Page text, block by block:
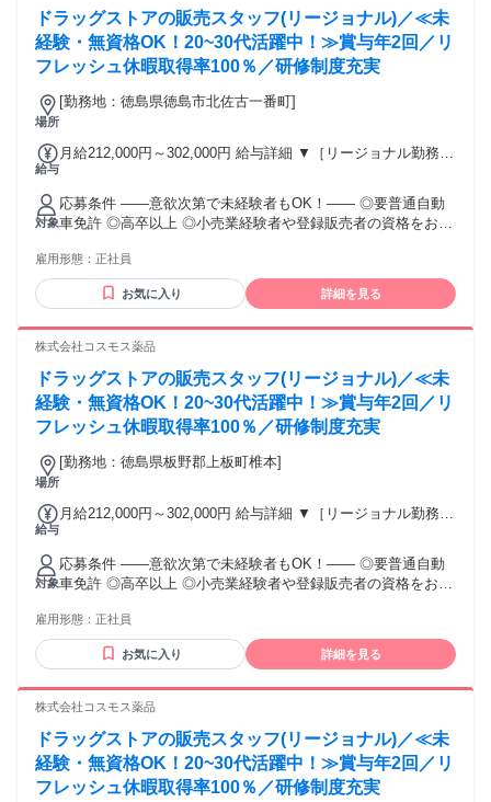
残業時間22ｈ） ※赴任住宅手当3万円込み（家賃6万円の物件
入居の場合） 勤務形態やエリアによって異なります。 詳細に
ついては【勤務地範囲と給与について】をご確認ください。
ドラッグストアの販売スタッフ(リージョナル)／≪未
経験・無資格OK！20~30代活躍中！≫賞与年2回／リ
フレッシュ休暇取得率100％／研修制度充実
場所
[勤務地：徳島県徳島市北佐古一番町]
給与
月給212,000円～302,000円 給与詳細 ▼［リージョナル勤務］
（残業時間 月2h程度） 247,000円～277,000円 【スキルアッ
プコース】早期キャリアアップを目指したい方向け 271,000円
～317,600円 （15ｈ分時間外手当含む。実際の残業時間11
ｈ） ※赴任住宅手当3万円込み（家賃6万円の物件入居の場
344,300円 （29ｈ分時間外手当含む。実際の残業時間16.5ｈ）
※赴任住宅手当3万円込み（家賃6万円の物件入居の場合）
【経験者B】小売業で店長・マネジメント職経験者(登録販売
者)) 309,300円～376,200円 （39ｈ分時間外手当含む。実際の
残業時間22ｈ） ※赴任住宅手当3万円込み（家賃6万円の物件
入居の場合） 勤務形態やエリアによって異なります。 詳細に
ついては【勤務地範囲と給与について】をご確認ください。
対象
応募条件 ――意欲次第で未経験者もOK！―― ◎要普通自動
車免許 ◎高卒以上 ◎小売業経験者や登録販売者の資格をお持
後、資格取得を目指すことも可能。研修や講習会もあり。 ※
同業界からの転職者が増えてきており、入社後活躍に繋がっ
ています。もちろん異業界からの応募や、第二新卒者も含め
雇用形態： 正社員
お気に入り 詳細を見る
株式会社コスモス薬品
ドラッグストアの販売スタッフ(リージョナル)／≪未
経験・無資格OK！20~30代活躍中！≫賞与年2回／リ
フレッシュ休暇取得率100％／研修制度充実
場所
[勤務地：徳島県板野郡上板町椎本]
給与
月給212,000円～302,000円 給与詳細 ▼［リージョナル勤務］
（残業時間 月2h程度） 247,000円～277,000円 【スキルアッ
プコース】早期キャリアアップを目指したい方向け 271,000円
～317,600円 （15ｈ分時間外手当含む。実際の残業時間11
ｈ） ※赴任住宅手当3万円込み（家賃6万円の物件入居の場
344,300円 （29ｈ分時間外手当含む。実際の残業時間16.5ｈ）
※赴任住宅手当3万円込み（家賃6万円の物件入居の場合）
【経験者B】小売業で店長・マネジメント職経験者(登録販売
者)) 309,300円～376,200円 （39ｈ分時間外手当含む。実際の
残業時間22ｈ） ※赴任住宅手当3万円込み（家賃6万円の物件
入居の場合） 勤務形態やエリアによって異なります。 詳細に
ついては【勤務地範囲と給与について】をご確認ください。
対象
応募条件 ――意欲次第で未経験者もOK！―― ◎要普通自動
車免許 ◎高卒以上 ◎小売業経験者や登録販売者の資格をお持
後、資格取得を目指すことも可能。研修や講習会もあり。 ※
同業界からの転職者が増えてきており、入社後活躍に繋がっ
ています。もちろん異業界からの応募や、第二新卒者も含め
雇用形態： 正社員
お気に入り 詳細を見る
株式会社コスモス薬品
ドラッグストアの販売スタッフ(リージョナル)／≪未
経験・無資格OK！20~30代活躍中！≫賞与年2回／リ
フレッシュ休暇取得率100％／研修制度充実